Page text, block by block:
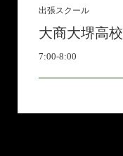
出張スクール
大商大堺高校
7:00-8:00